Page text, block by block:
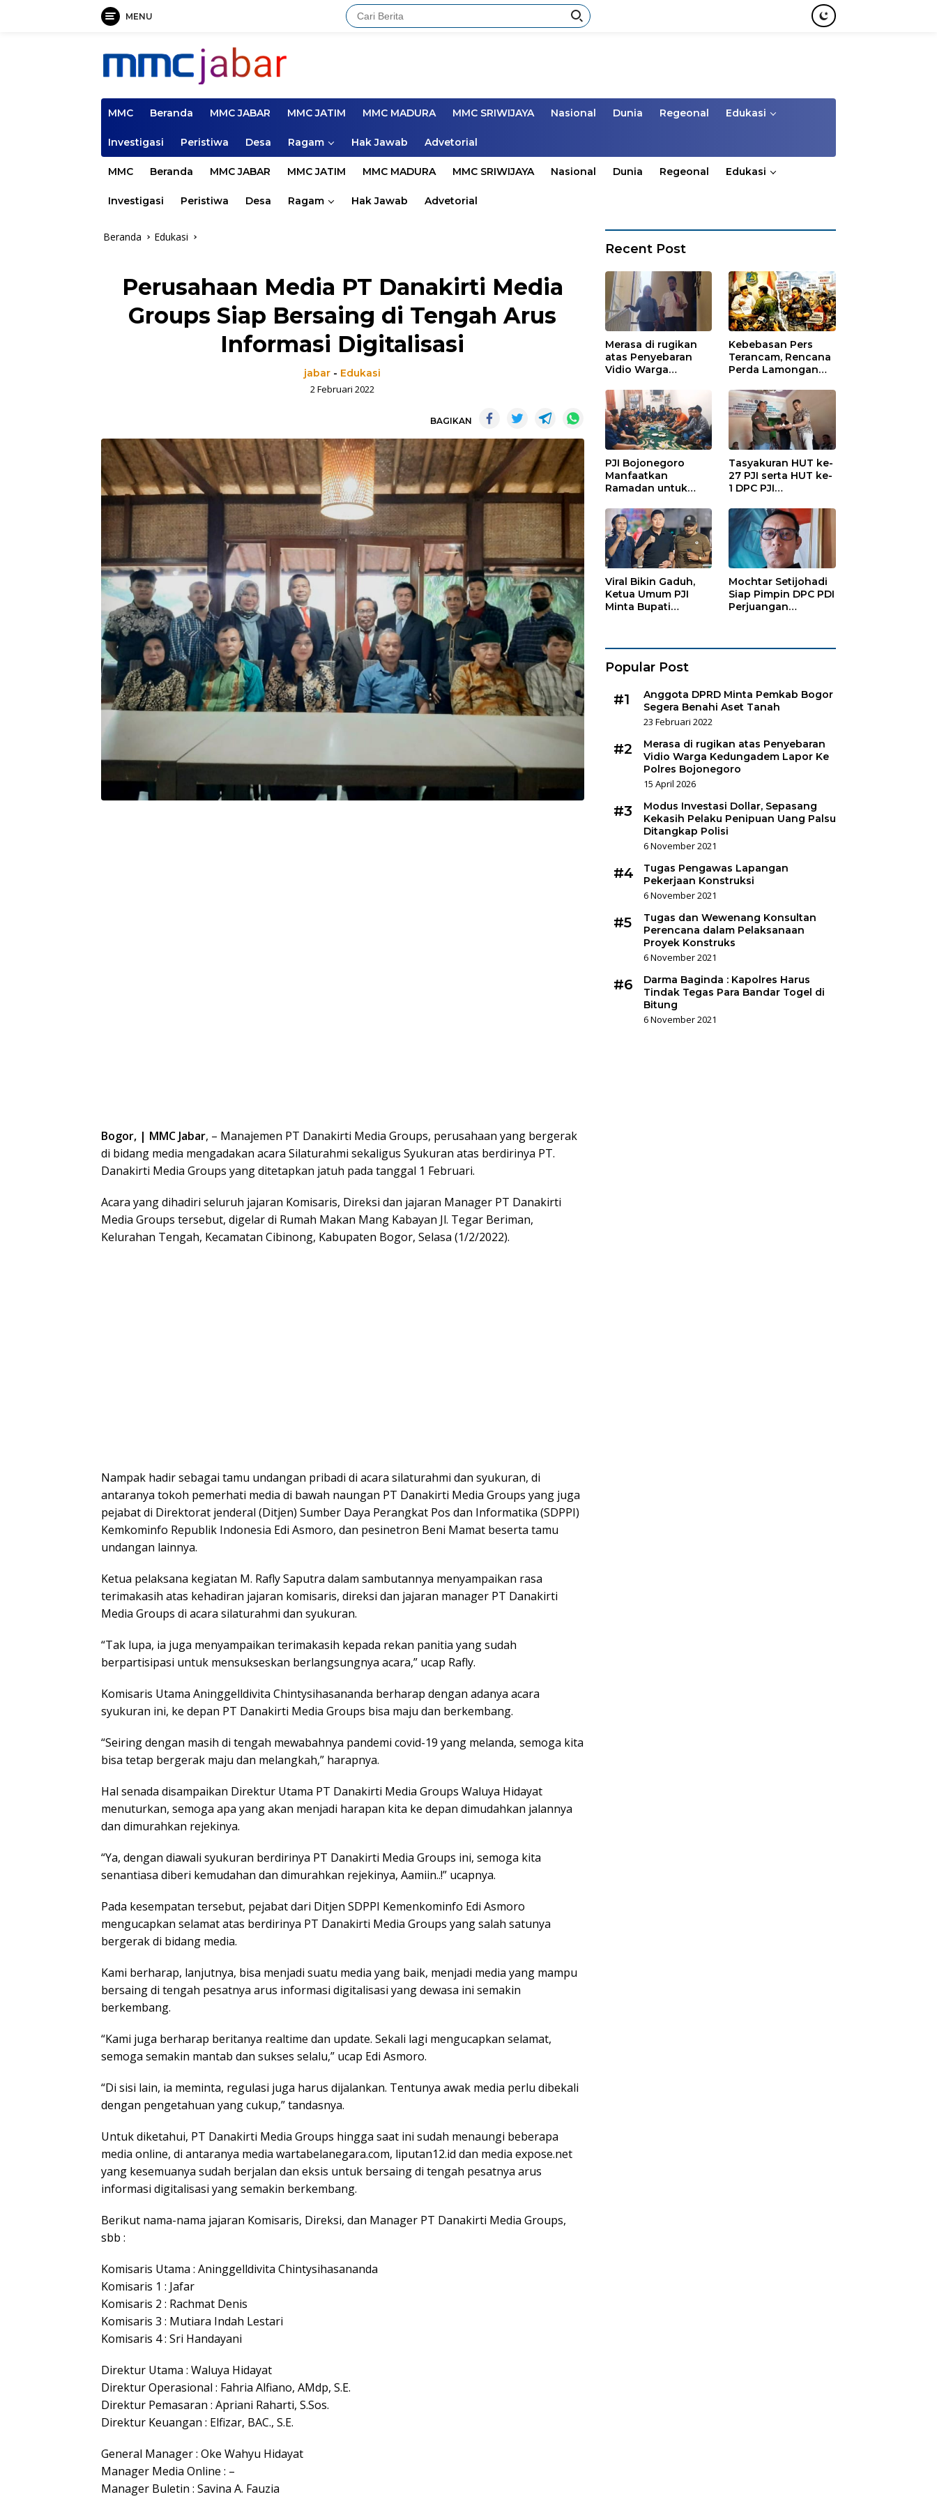
MENU
MMC Beranda MMC JABAR MMC JATIM MMC MADURA MMC SRIWIJAYA Nasional Dunia Regeonal Edukasi
Investigasi Peristiwa Desa Ragam Hak Jawab Advetorial
MMC Beranda MMC JABAR MMC JATIM MMC MADURA MMC SRIWIJAYA Nasional Dunia Regeonal Edukasi
Investigasi Peristiwa Desa Ragam Hak Jawab Advetorial
Beranda Edukasi
Perusahaan Media PT Danakirti Media
Groups Siap Bersaing di Tengah Arus
Informasi Digitalisasi
jabar - Edukasi
2 Februari 2022
BAGIKAN
Bogor, | MMC Jabar, – Manajemen PT Danakirti Media Groups, perusahaan yang bergerak
di bidang media mengadakan acara Silaturahmi sekaligus Syukuran atas berdirinya PT.
Danakirti Media Groups yang ditetapkan jatuh pada tanggal 1 Februari.
Acara yang dihadiri seluruh jajaran Komisaris, Direksi dan jajaran Manager PT Danakirti
Media Groups tersebut, digelar di Rumah Makan Mang Kabayan Jl. Tegar Beriman,
Kelurahan Tengah, Kecamatan Cibinong, Kabupaten Bogor, Selasa (1/2/2022).
Nampak hadir sebagai tamu undangan pribadi di acara silaturahmi dan syukuran, di
antaranya tokoh pemerhati media di bawah naungan PT Danakirti Media Groups yang juga
pejabat di Direktorat jenderal (Ditjen) Sumber Daya Perangkat Pos dan Informatika (SDPPI)
Kemkominfo Republik Indonesia Edi Asmoro, dan pesinetron Beni Mamat beserta tamu
undangan lainnya.
Ketua pelaksana kegiatan M. Rafly Saputra dalam sambutannya menyampaikan rasa
terimakasih atas kehadiran jajaran komisaris, direksi dan jajaran manager PT Danakirti
Media Groups di acara silaturahmi dan syukuran.
“Tak lupa, ia juga menyampaikan terimakasih kepada rekan panitia yang sudah
berpartisipasi untuk mensukseskan berlangsungnya acara,” ucap Rafly.
Komisaris Utama Aninggelldivita Chintysihasananda berharap dengan adanya acara
syukuran ini, ke depan PT Danakirti Media Groups bisa maju dan berkembang.
“Seiring dengan masih di tengah mewabahnya pandemi covid-19 yang melanda, semoga kita
bisa tetap bergerak maju dan melangkah,” harapnya.
Hal senada disampaikan Direktur Utama PT Danakirti Media Groups Waluya Hidayat
menuturkan, semoga apa yang akan menjadi harapan kita ke depan dimudahkan jalannya
dan dimurahkan rejekinya.
“Ya, dengan diawali syukuran berdirinya PT Danakirti Media Groups ini, semoga kita
senantiasa diberi kemudahan dan dimurahkan rejekinya, Aamiin..!” ucapnya.
Pada kesempatan tersebut, pejabat dari Ditjen SDPPI Kemenkominfo Edi Asmoro
mengucapkan selamat atas berdirinya PT Danakirti Media Groups yang salah satunya
bergerak di bidang media.
Kami berharap, lanjutnya, bisa menjadi suatu media yang baik, menjadi media yang mampu
bersaing di tengah pesatnya arus informasi digitalisasi yang dewasa ini semakin
berkembang.
“Kami juga berharap beritanya realtime dan update. Sekali lagi mengucapkan selamat,
semoga semakin mantab dan sukses selalu,” ucap Edi Asmoro.
“Di sisi lain, ia meminta, regulasi juga harus dijalankan. Tentunya awak media perlu dibekali
dengan pengetahuan yang cukup,” tandasnya.
Untuk diketahui, PT Danakirti Media Groups hingga saat ini sudah menaungi beberapa
media online, di antaranya media wartabelanegara.com, liputan12.id dan media expose.net
yang kesemuanya sudah berjalan dan eksis untuk bersaing di tengah pesatnya arus
informasi digitalisasi yang semakin berkembang.
Berikut nama-nama jajaran Komisaris, Direksi, dan Manager PT Danakirti Media Groups,
sbb :
Komisaris Utama : Aninggelldivita Chintysihasananda
Komisaris 1 : Jafar
Komisaris 2 : Rachmat Denis
Komisaris 3 : Mutiara Indah Lestari
Komisaris 4 : Sri Handayani
Direktur Utama : Waluya Hidayat
Direktur Operasional : Fahria Alfiano, AMdp, S.E.
Direktur Pemasaran : Apriani Raharti, S.Sos.
Direktur Keuangan : Elfizar, BAC., S.E.
General Manager : Oke Wahyu Hidayat
Manager Media Online : –
Manager Buletin : Savina A. Fauzia
Recent Post
Merasa di rugikan
atas Penyebaran
Vidio Warga
Ke Polres
Bojonegoro
Kebebasan Pers
Terancam, Rencana
Perda Lamongan
PJI Bojonegoro
Manfaatkan
Ramadan untuk
Organisasi dan
Kebersamaan
Tasyakuran HUT ke-
27 PJI serta HUT ke-
1 DPC PJI
Hadiri Puluhan
Wartawan
Viral Bikin Gaduh,
Ketua Umum PJI
Minta Bupati
Mochtar Setijohadi
Siap Pimpin DPC PDI
Perjuangan
Popular Post
#1
Anggota DPRD Minta Pemkab Bogor
Segera Benahi Aset Tanah
23 Februari 2022
#2
Merasa di rugikan atas Penyebaran
Vidio Warga Kedungadem Lapor Ke
Polres Bojonegoro
15 April 2026
#3
Modus Investasi Dollar, Sepasang
Kekasih Pelaku Penipuan Uang Palsu
Ditangkap Polisi
6 November 2021
#4
Tugas Pengawas Lapangan
Pekerjaan Konstruksi
6 November 2021
#5
Tugas dan Wewenang Konsultan
Perencana dalam Pelaksanaan
Proyek Konstruks
6 November 2021
#6
Darma Baginda : Kapolres Harus
Tindak Tegas Para Bandar Togel di
Bitung
6 November 2021